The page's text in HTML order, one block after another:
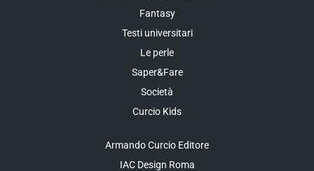
Fantasy
Testi universitari
Le perle
Saper&Fare
Società
Curcio Kids
Armando Curcio Editore
IAC Design Roma